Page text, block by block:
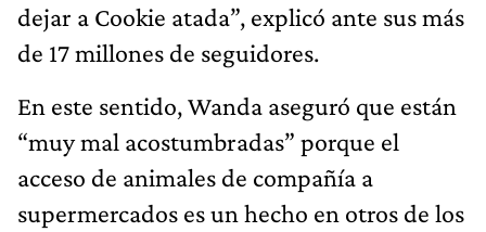
dejar a Cookie atada”, explicó ante sus más
de 17 millones de seguidores.
En este sentido, Wanda aseguró que están
“muy mal acostumbradas” porque el
acceso de animales de compañía a
supermercados es un hecho en otros de los